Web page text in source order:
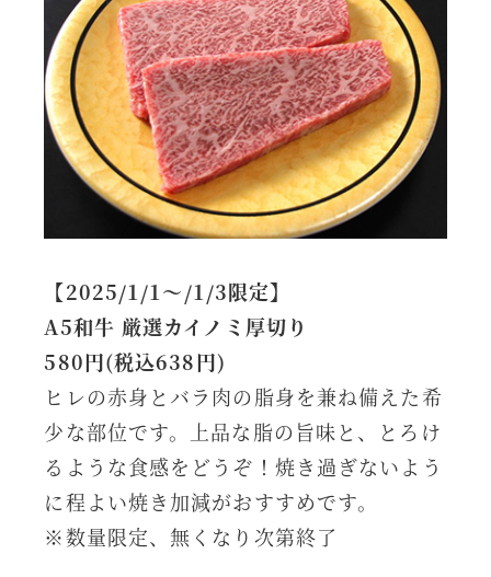
【2025/1/1～/1/3限定】
A5和牛 厳選カイノミ厚切り
580円(税込638円)
ヒレの赤身とバラ肉の脂身を兼ね備えた希
少な部位です。上品な脂の旨味と、とろけ
るような食感をどうぞ！焼き過ぎないよう
に程よい焼き加減がおすすめです。
※数量限定、無くなり次第終了